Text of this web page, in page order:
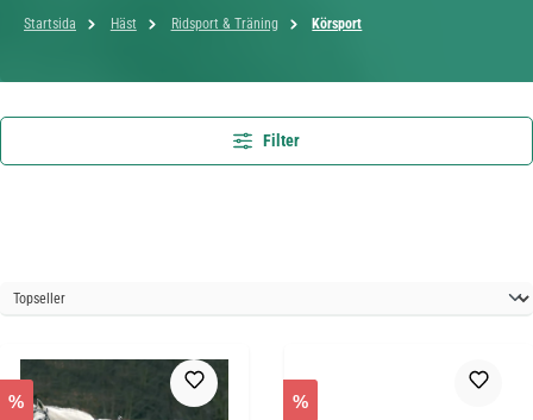
Startsida Häst Ridsport & Träning Körsport
Filter
% %